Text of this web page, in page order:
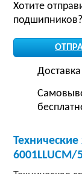
Хотите
подшипников?
6001LLUCM/